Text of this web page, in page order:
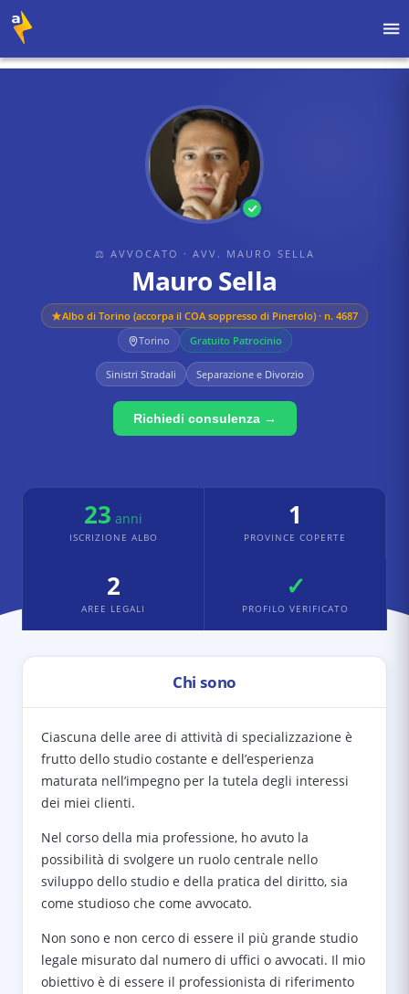
⚖ AVVOCATO · AVV. MAURO SELLA
Mauro Sella
Albo di Torino (accorpa il COA soppresso di Pinerolo) · n. 4687
Torino
Gratuito Patrocinio
Sinistri Stradali Separazione e Divorzio
Richiedi consulenza →
23 anni
ISCRIZIONE ALBO
1
PROVINCE COPERTE
2
AREE LEGALI
✓
PROFILO VERIFICATO
Chi sono
Ciascuna delle aree di attività di specializzazione è
frutto dello studio costante e dell’esperienza
maturata nell’impegno per la tutela degli interessi
dei miei clienti.
Nel corso della mia professione, ho avuto la
possibilità di svolgere un ruolo centrale nello
sviluppo dello studio e della pratica del diritto, sia
come studioso che come avvocato.
Non sono e non cerco di essere il più grande studio
legale misurato dal numero di uffici o avvocati. Il mio
obiettivo è di essere il professionista di riferimento